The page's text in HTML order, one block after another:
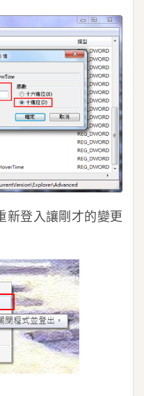
新登入讓剛才的變更